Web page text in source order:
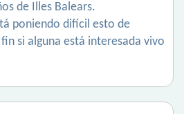
de Illes Balears.
poniendo difícil esto de
si alguna está interesada vivo